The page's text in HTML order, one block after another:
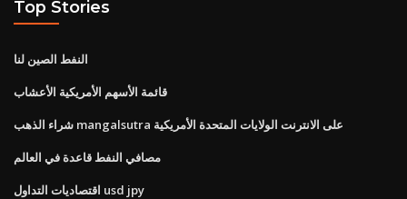
Top Stories
النفط الصين لنا
قائمة الأسهم الأمريكية الأعشاب
شراء الذهب mangalsutra على الانترنت الولايات المتحدة الأمريكية
مصافي النفط قاعدة في العالم
اقتصاديات التداول usd jpy